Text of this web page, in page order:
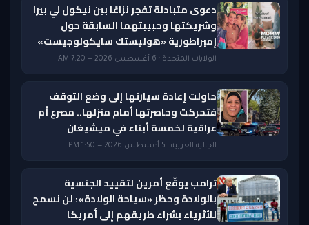
دعوى متبادلة تفجر نزاعًا بين نيكول لي بيرا
وشريكتها وحبيبتهما السابقة حول
إمبراطورية «هوليستك سايكولوجيست»
الولايات المتحدة · 6 أغسطس 2026 — 7:20 AM
حاولت إعادة سيارتها إلى وضع التوقف
فتحركت وحاصرتها أمام منزلها.. مصرع أم
عراقية لخمسة أبناء في ميشيغان
الجالية العربية · 5 أغسطس 2026 — 1:50 PM
ترامب يوقّع أمرين لتقييد الجنسية
بالولادة وحظر «سياحة الولادة»: لن نسمح
للأثرياء بشراء طريقهم إلى أمريكا